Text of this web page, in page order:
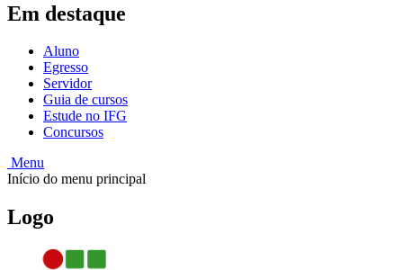
Em destaque
Aluno
Egresso
Servidor
Guia de cursos
Estude no IFG
Concursos
Menu
Início do menu principal
Logo